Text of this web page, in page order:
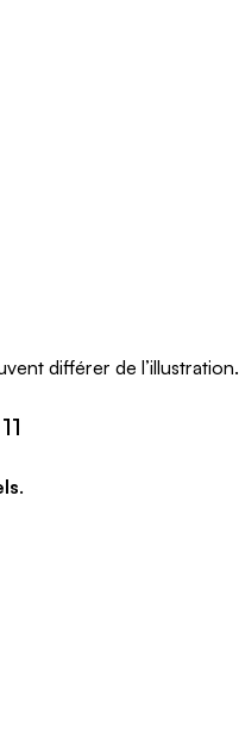
différer de l’illustration.
.